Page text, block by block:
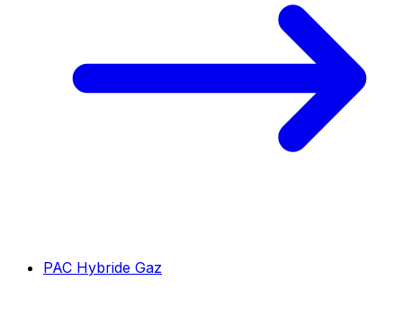
PAC Hybride Gaz